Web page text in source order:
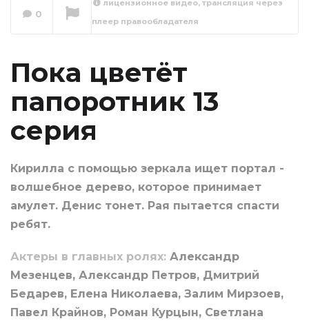
Пока цветёт
0
лицензионное видео, трансляция через
плеер правообладателя
Пока цветёт
папоротник 13
серия
Кирилла с помощью зеркала ищет портал -
волшебное дерево, которое принимает
амулет. Денис тонет. Рая пытается спасти
ребят.
Актеры в главных ролях: Александр
Мезенцев, Александр Петров, Дмитрий
Бедарев, Елена Николаева, Залим Мирзоев,
Павел Крайнов, Роман Курцын, Светлана